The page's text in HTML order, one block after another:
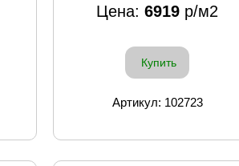
Цена: 6919 р/м2
Купить
Артикул: 102723